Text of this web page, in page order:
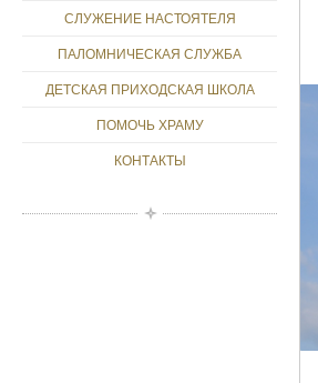
СЛУЖЕНИЕ НАСТОЯТЕЛЯ
ПАЛОМНИЧЕСКАЯ СЛУЖБА
ДЕТСКАЯ ПРИХОДСКАЯ ШКОЛА
ПОМОЧЬ ХРАМУ
КОНТАКТЫ